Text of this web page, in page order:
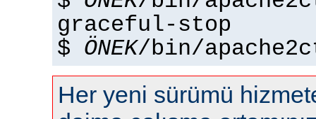
graceful-stop
$ ÖNEK/bin/
Her yeni sürümü